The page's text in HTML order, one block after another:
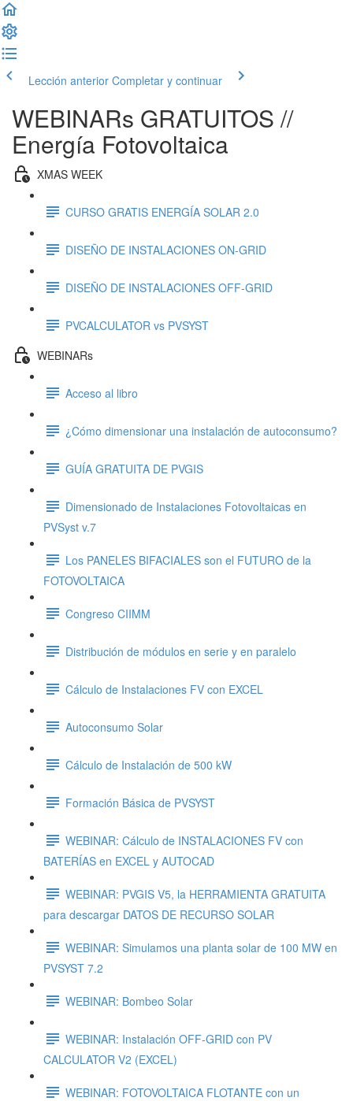
Lección anterior Completar y continuar
WEBINARs GRATUITOS //
Energía Fotovoltaica
XMAS WEEK
CURSO GRATIS ENERGÍA SOLAR 2.0
DISEÑO DE INSTALACIONES ON-GRID
DISEÑO DE INSTALACIONES OFF-GRID
PVCALCULATOR vs PVSYST
WEBINARs
Acceso al libro
¿Cómo dimensionar una instalación de autoconsumo?
GUÍA GRATUITA DE PVGIS
Dimensionado de Instalaciones Fotovoltaicas en
PVSyst v.7
Los PANELES BIFACIALES son el FUTURO de la
FOTOVOLTAICA
Congreso CIIMM
Distribución de módulos en serie y en paralelo
Cálculo de Instalaciones FV con EXCEL
Autoconsumo Solar
Cálculo de Instalación de 500 kW
Formación Básica de PVSYST
WEBINAR: Cálculo de INSTALACIONES FV con
BATERÍAS en EXCEL y AUTOCAD
WEBINAR: PVGIS V5, la HERRAMIENTA GRATUITA
para descargar DATOS DE RECURSO SOLAR
WEBINAR: Simulamos una planta solar de 100 MW en
PVSYST 7.2
WEBINAR: Bombeo Solar
WEBINAR: Instalación OFF-GRID con PV
CALCULATOR V2 (EXCEL)
WEBINAR: FOTOVOLTAICA FLOTANTE con un